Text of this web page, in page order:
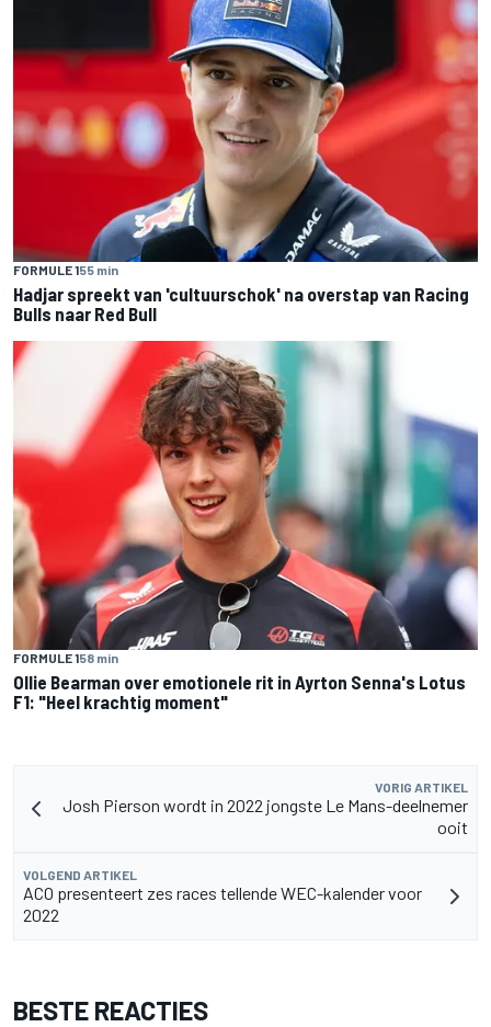
FORMULE 155 min
Hadjar spreekt van 'cultuurschok' na overstap van Racing
Bulls naar Red Bull
FORMULE 158 min
Ollie Bearman over emotionele rit in Ayrton Senna's Lotus
F1: "Heel krachtig moment"
VORIG ARTIKEL
Josh Pierson wordt in 2022 jongste Le Mans-deelnemer
ooit
VOLGEND ARTIKEL
ACO presenteert zes races tellende WEC-kalender voor
2022
BESTE REACTIES